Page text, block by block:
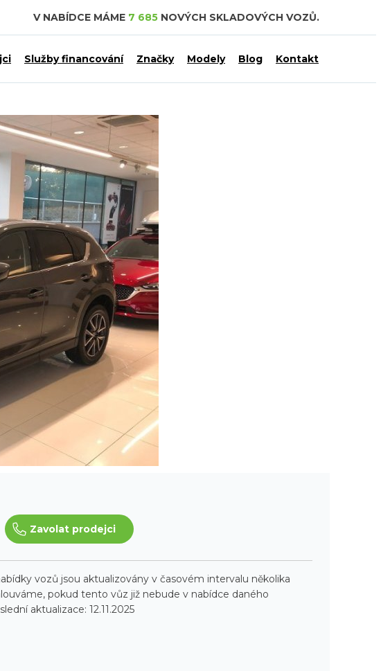
V NABÍDCE MÁME 7 685 NOVÝCH SKLADOVÝCH VOZŮ.
Služby financování Značky Modely Blog Kontakt
Zavolat prodejci
vozů jsou aktualizovány v časovém intervalu několika
pokud tento vůz již nebude v nabídce daného
aktualizace: 12.11.2025